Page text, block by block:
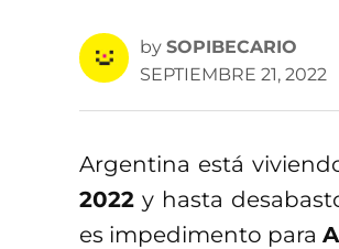
by SOPIBECARIO
SEPTIEMBRE 21, 2022
Argentina está
2022 y hasta
es impedimento para